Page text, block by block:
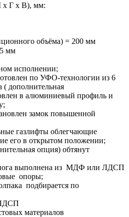
х Г х В), мм:
объёма) = 200 мм
мм
исполнении;
по УФО-технологии из 6
( дополнительная
в алюминиевый профиль и
замок повышенной
газлифты облегчающие
его в открытом положении;
опция) обтянут
выполнена из МДФ или ЛДСП
опоры;
подбирается по
материалов